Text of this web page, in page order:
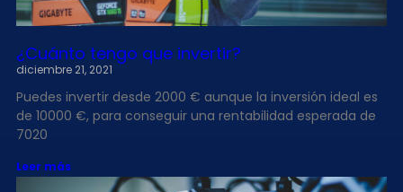
¿Cuánto tengo que invertir?
diciembre 21, 2021
Puedes invertir desde 2000 € aunque la inversión ideal es
de 10000 €, para conseguir una rentabilidad esperada de
7020
Leer más